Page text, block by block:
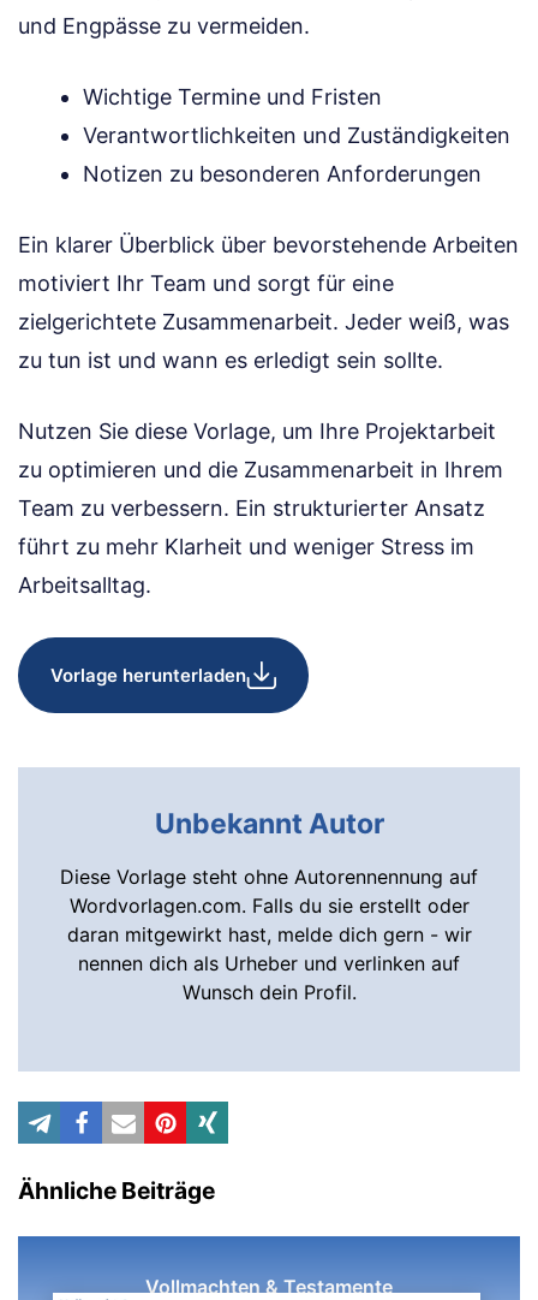
und Engpässe zu vermeiden.
Wichtige Termine und Fristen
Verantwortlichkeiten und Zuständigkeiten
Notizen zu besonderen Anforderungen
Ein klarer Überblick über bevorstehende Arbeiten
motiviert Ihr Team und sorgt für eine
zielgerichtete Zusammenarbeit. Jeder weiß, was
zu tun ist und wann es erledigt sein sollte.
Nutzen Sie diese Vorlage, um Ihre Projektarbeit
zu optimieren und die Zusammenarbeit in Ihrem
Team zu verbessern. Ein strukturierter Ansatz
führt zu mehr Klarheit und weniger Stress im
Arbeitsalltag.
Vorlage herunterladen
Unbekannt Autor
Diese Vorlage steht ohne Autorennennung auf
Wordvorlagen.com. Falls du sie erstellt oder
daran mitgewirkt hast, melde dich gern - wir
nennen dich als Urheber und verlinken auf
Wunsch dein Profil.
Ähnliche Beiträge
Vollmachten & Testamente